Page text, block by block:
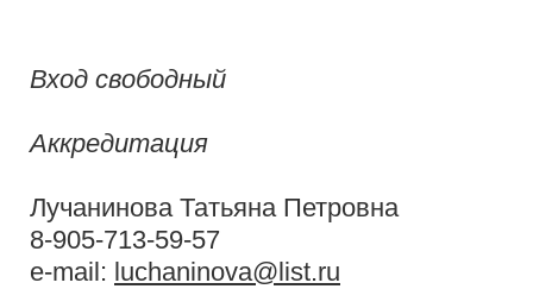
Вход свободный
Аккредитация
Лучанинова Татьяна Петровна
8-905-713-59-57
e-mail: luchaninova@list.ru